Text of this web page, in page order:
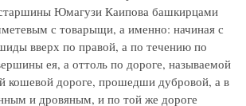
Юмагузи Каипова башкирцами
с товарыщи, а именно: начиная с
вверх по правой, а по течению по
ея, а оттоль по дороге, называемой
кошевой дороге, прошедши дубровой, а в
и дровяным, и по той же дороге